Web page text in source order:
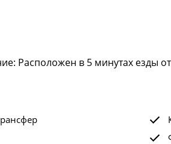
Расположен в 5 минутах езды